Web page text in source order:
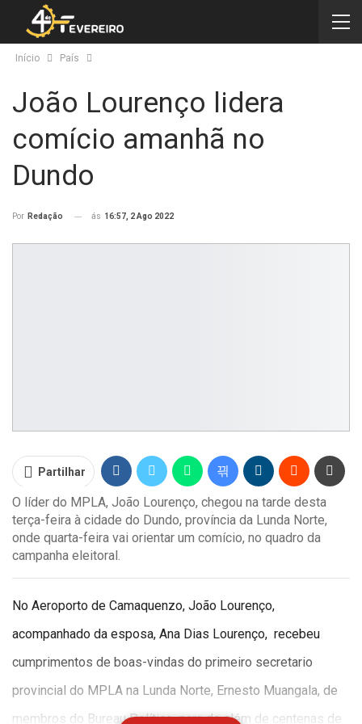
Início País
João Lourenço lidera
comício amanhã no
Dundo
Por Redação ás 16:57, 2 Ago 2022
Partilhar
O líder do MPLA, João Lourenço, chegou na tarde desta
terça-feira à cidade do Dundo, província da Lunda Norte,
onde quarta-feira vai orientar um comício, no quadro da
campanha eleitoral.
No Aeroporto de Camaquenzo, João Lourenço,
acompanhado da esposa, Ana Dias Lourenço, recebeu
cumprimentos de boas-vindas do primeiro secretario
provincial do MPLA na Lunda Norte, Ernesto Muangala, de
membros do Bureau Político, para de além de centenas de